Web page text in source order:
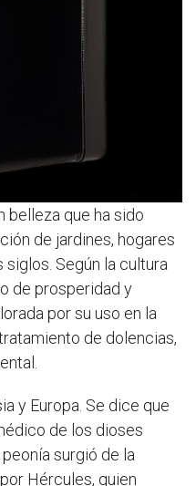
belleza que ha sido
de jardines, hogares
Según la cultura
de prosperidad y
por su uso en la
de dolencias,
y Europa. Se dice que
de los dioses
surgió de la
Hércules, quien